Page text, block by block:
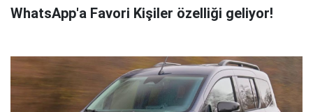
WhatsApp'a Favori Kişiler özelliği geliyor!